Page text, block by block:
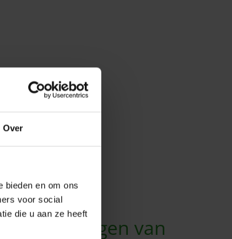
Over
bieden en om ons
voor social
die u aan ze heeft
van